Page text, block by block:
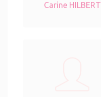
Carine HILBERT